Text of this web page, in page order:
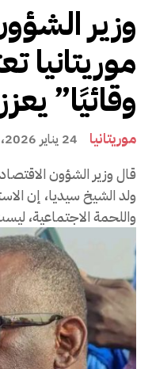
وزير
موريتانيا
وقائيًا”
موريتانيا 24 يناير 2026، 00:32 صباحًا
قال وزير الشؤون
ولد الشيخ سيديا، إن
واللحمة الاجتماعية،